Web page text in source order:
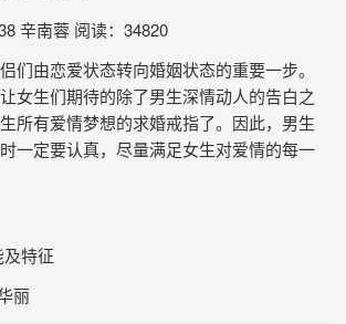
辛南蓉 阅读：34820
们由恋爱状态转向婚姻状态的重要一步。
女生们期待的除了男生深情动人的告白之
所有爱情梦想的求婚戒指了。因此，男生
一定要认真，尽量满足女生对爱情的每一
特征
丽